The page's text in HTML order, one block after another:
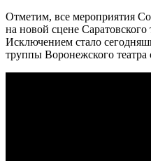
Отметим, все мероприятия
на новой сцене Саратовского
Исключением стало
труппы Воронежского театра